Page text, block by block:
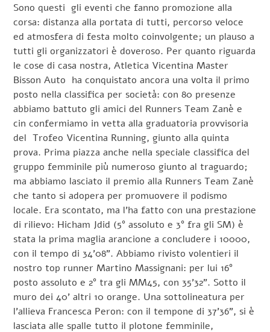
Sono questi gli eventi che fanno promozione alla
corsa: distanza alla portata di tutti, percorso veloce
ed atmosfera di festa molto coinvolgente; un plauso a
tutti gli organizzatori è doveroso. Per quanto riguarda
le cose di casa nostra, Atletica Vicentina Master
Bisson Auto ha conquistato ancora una volta il primo
posto nella classifica per società: con 80 presenze
abbiamo battuto gli amici del Runners Team Zanè e
cin confermiamo in vetta alla graduatoria provvisoria
del Trofeo Vicentina Running, giunto alla quinta
prova. Prima piazza anche nella speciale classifica del
gruppo femminile più numeroso giunto al traguardo;
ma abbiamo lasciato il premio alla Runners Team Zanè
che tanto si adopera per promuovere il podismo
locale. Era scontato, ma l’ha fatto con una prestazione
di rilievo: Hicham Jdid (5° assoluto e 3° fra gli SM) è
stata la prima maglia arancione a concludere i 10000,
con il tempo di 34’08”. Abbiamo rivisto volentieri il
nostro top runner Martino Massignani: per lui 16°
posto assoluto e 2° tra gli MM45, con 35’32”. Sotto il
muro dei 40’ altri 10 orange. Una sottolineatura per
l’allieva Francesca Peron: con il tempone di 37’36”, si è
lasciata alle spalle tutto il plotone femminile,